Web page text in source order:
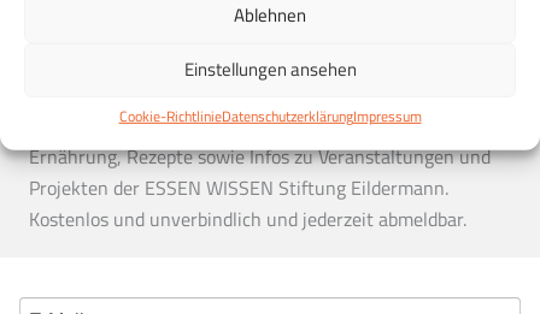
Ablehnen
Einstellungen ansehen
Cookie-RichtlinieDatenschutzerklärungImpressum
Der Essen & Wissen Newsletter
Essen & Wissen in Ihrem Postfach:Entdecken Sie die
in regelmäßigen Abständen Tipps zu einer gesunden
Ernährung, Rezepte sowie Infos zu Veranstaltungen und
Projekten der ESSEN WISSEN Stiftung Eildermann.
Kostenlos und unverbindlich und jederzeit abmeldbar.